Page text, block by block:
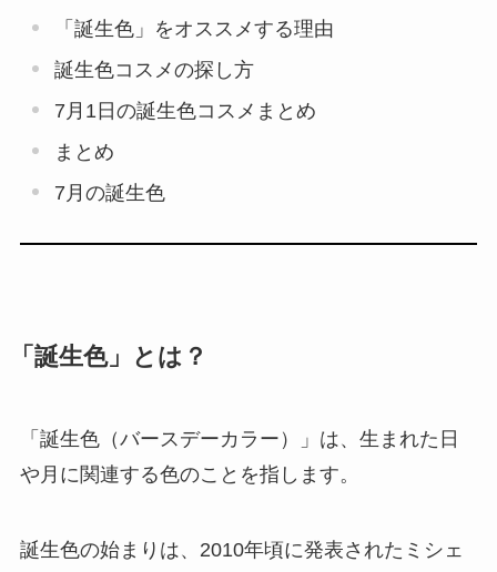
「誕生色」をオススメする理由
誕生色コスメの探し方
7月1日の誕生色コスメまとめ
まとめ
7月の誕生色
「誕生色」とは？
「誕生色（バースデーカラー）」は、生まれた日
や月に関連する色のことを指します。
誕生色の始まりは、2010年頃に発表されたミシェ